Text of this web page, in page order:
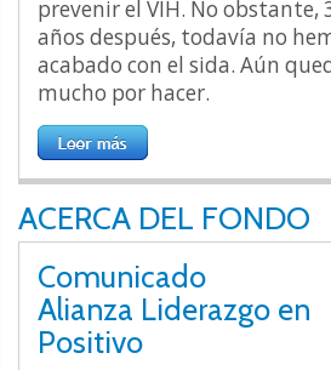
prevenir el VIH. No obstante,
años después, todavía no
acabado con el sida. Aún
mucho por hacer.
ACERCA DEL FONDO
Comunicado
Alianza Liderazgo en
Positivo